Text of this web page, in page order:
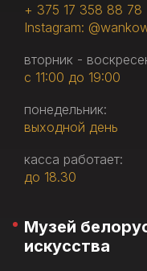
+ 375 17 358 88 78
Instagram:
вторник -
с 11:00 до 19:00
понедельник:
выходной день
касса работает:
до 18.30
Музей
искусства